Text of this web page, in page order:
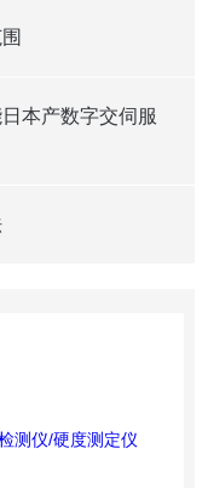
本产数字交伺服